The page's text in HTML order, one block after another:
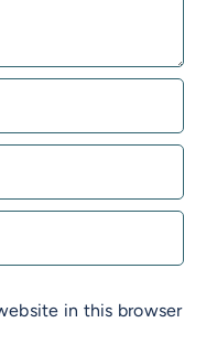
in this browser